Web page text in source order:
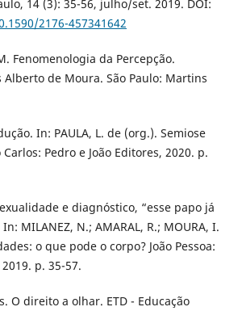
14 (3): 35-56, julho/set. 2019. DOI:
2176-457341642
Fenomenologia da Percepção.
Alberto de Moura. São Paulo: Martins
In: PAULA, L. de (org.). Semiose
Pedro e João Editores, 2020. p.
e diagnóstico, “esse papo já
MILANEZ, N.; AMARAL, R.; MOURA, I.
o que pode o corpo? João Pessoa:
p. 35-57.
O direito a olhar. ETD - Educação